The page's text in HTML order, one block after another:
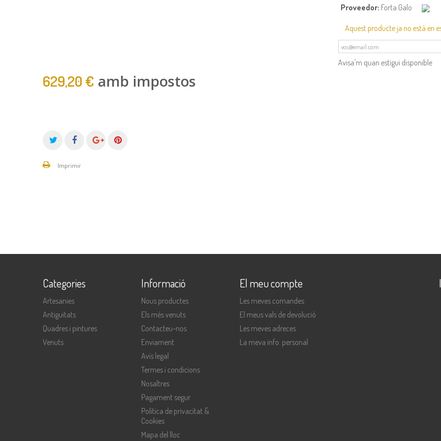
Proveedor: Forta Galo
Aquest producte ja no està en
Avisa'm quan estigui disponible
629,20 € amb impostos
Imprimir
Categories
Artesanies
Antiguitats
Quadres i pintures
Venuts
Informació
Nous productes
Els més venuts
Contacteu-nos
Enviament
Avís legal
Termes i condicions
Nosaltres
Pagament segur
Política de privacitat &
Cookies
Mapa del lloc
El meu compte
Les meves comandes
El meus vals de devolució
Les meves adreces
La meva info. personal